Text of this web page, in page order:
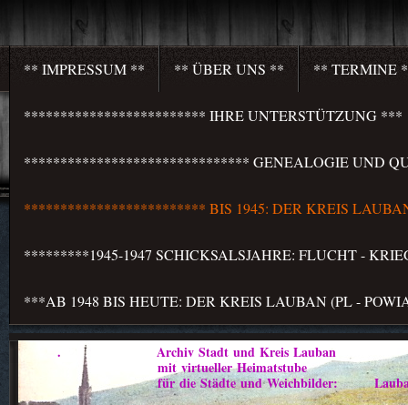
** IMPRESSUM ** ** ÜBER UNS ** ** TERMINE
************************* IHRE UNTERSTÜTZUNG ***
******************************* GENEALOGIE UND
************************* BIS 1945: DER KREIS
*********1945-1947 SCHICKSALSJAHRE: FLUCHT -
***AB 1948 BIS HEUTE: DER KREIS LAUBAN (PL -
. Archiv Stadt und Kreis Lauban
mit virtueller Heimatstube
für die Städte und Weichbilder: Lauban -